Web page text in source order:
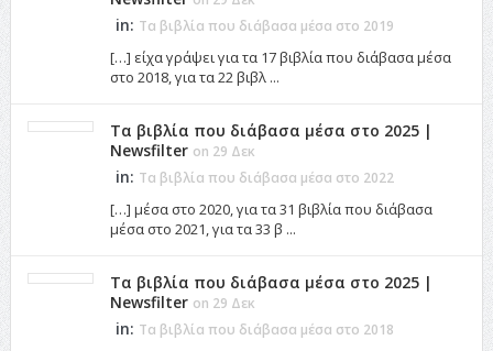
in: Τα βιβλία που διάβασα μέσα στο 2019
[…] είχα γράψει για τα 17 βιβλία που διάβασα μέσα
στο 2018, για τα 22 βιβλ ...
Τα βιβλία που διάβασα μέσα στο 2025 |
Newsfilter on 29 Δεκ
in: Τα βιβλία που διάβασα μέσα στο 2022
[…] μέσα στο 2020, για τα 31 βιβλία που διάβασα
μέσα στο 2021, για τα 33 β ...
Τα βιβλία που διάβασα μέσα στο 2025 |
Newsfilter on 29 Δεκ
in: Τα βιβλία που διάβασα μέσα στο 2018